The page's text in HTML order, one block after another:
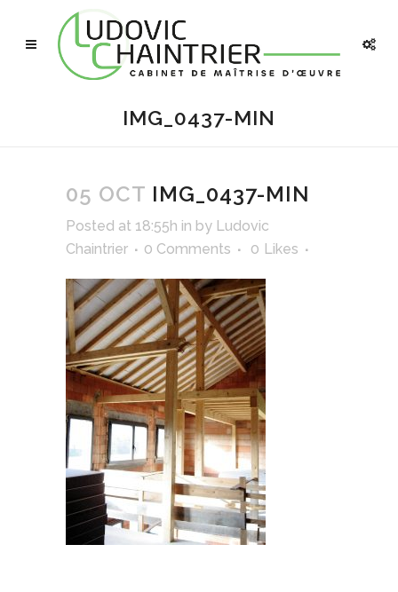
IMG_0437-MIN
05 OCT IMG_0437-MIN
Posted at 18:55h in by Ludovic
Chaintrier
0 Comments 0 Likes